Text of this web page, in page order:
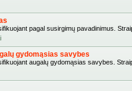
pagal susirgimų pavadinimus.
gydomąsias savybes
augalų gydomąsias savybes.